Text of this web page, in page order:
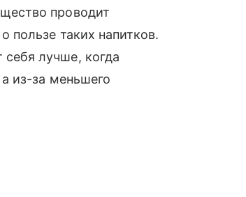
проводит
пользе таких напитков.
лучше, когда
из-за меньшего